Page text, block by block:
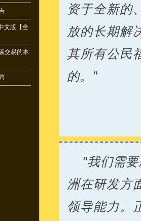
文版【全
交易的本
资于全新的
放的长期解
其所有公民
的。"
"我们需
洲在研发方
领导能力。